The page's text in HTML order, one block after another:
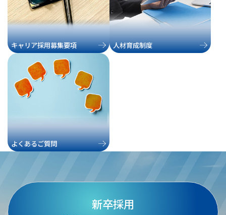
キャリア採用募集要項 人材育成制度
よくあるご質問
新卒採用